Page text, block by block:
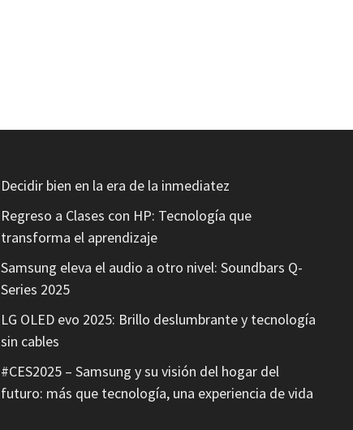
Decidir bien en la era de la inmediatez
Regreso a Clases con HP: Tecnología que
transforma el aprendizaje
Samsung eleva el audio a otro nivel: Soundbars Q-
Series 2025
LG OLED evo 2025: Brillo deslumbrante y tecnología
sin cables
#CES2025 – Samsung y su visión del hogar del
futuro: más que tecnología, una experiencia de vida